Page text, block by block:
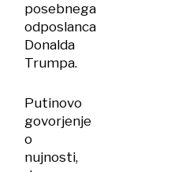
posebnega
odposlanca
Donalda
Trumpa.
Putinovo
govorjenje
o
nujnosti,